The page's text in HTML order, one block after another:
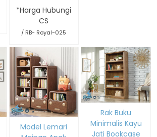
*Harga Hubungi
CS
/ RB- Royal-025
Model Lemari
Rak Buku
Minimalis Kayu
Jati Bookcase